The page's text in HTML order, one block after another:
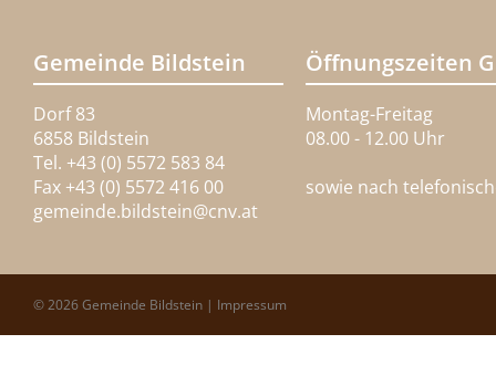
Gemeinde Bildstein
Dorf 83
6858 Bildstein
Tel. +43 (0) 5572 583 84
Fax +43 (0) 5572 416 00
gemeinde.bildstein@cnv.at
Öffnungszeiten
Montag-Freitag
08.00 - 12.00 Uhr
sowie nach
© 2026 Gemeinde Bildstein | Impressum